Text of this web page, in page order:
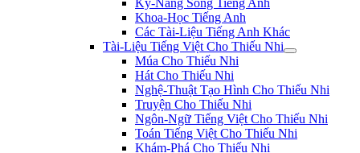
Kỹ-Năng Sống Tiếng Anh
Khoa-Học Tiếng Anh
Các Tài-Liệu Tiếng Anh Khác
Tài-Liệu Tiếng Việt Cho Thiếu Nhi
Múa Cho Thiếu Nhi
Hát Cho Thiếu Nhi
Nghệ-Thuật Tạo Hình Cho Thiếu Nhi
Truyện Cho Thiếu Nhi
Ngôn-Ngữ Tiếng Việt Cho Thiếu Nhi
Toán Tiếng Việt Cho Thiếu Nhi
Khám-Phá Cho Thiếu Nhi